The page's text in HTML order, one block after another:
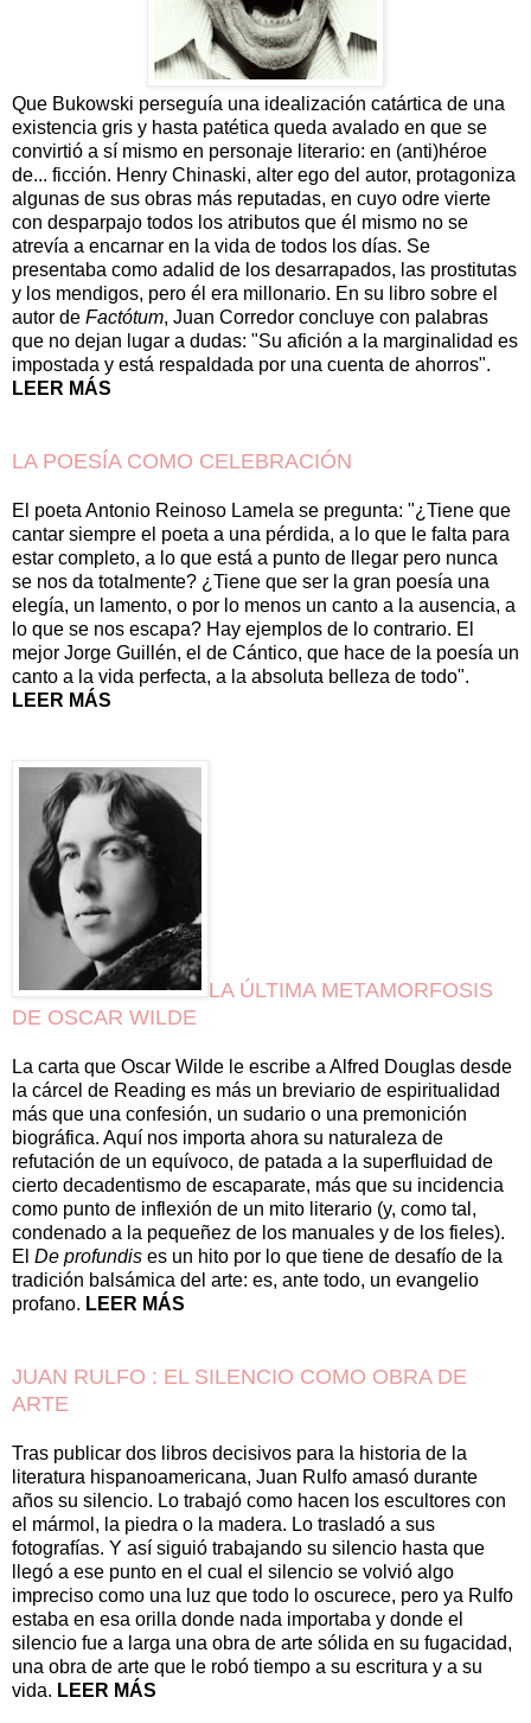
Que Bukowski perseguía una idealización catártica de una
existencia gris y hasta patética queda avalado en que se
convirtió a sí mismo en personaje literario: en (anti)héroe
de... ficción. Henry Chinaski, alter ego del autor, protagoniza
algunas de sus obras más reputadas, en cuyo odre vierte
con desparpajo todos los atributos que él mismo no se
atrevía a encarnar en la vida de todos los días. Se
presentaba como adalid de los desarrapados, las prostitutas
y los mendigos, pero él era millonario. En su libro sobre el
autor de Factótum, Juan Corredor concluye con palabras
que no dejan lugar a dudas: "Su afición a la marginalidad es
impostada y está respaldada por una cuenta de ahorros".
LEER MÁS
LA POESÍA COMO CELEBRACIÓN
El poeta Antonio Reinoso Lamela se pregunta: "¿Tiene que
cantar siempre el poeta a una pérdida, a lo que le falta para
estar completo, a lo que está a punto de llegar pero nunca
se nos da totalmente? ¿Tiene que ser la gran poesía una
elegía, un lamento, o por lo menos un canto a la ausencia, a
lo que se nos escapa? Hay ejemplos de lo contrario. El
mejor Jorge Guillén, el de Cántico, que hace de la poesía un
canto a la vida perfecta, a la absoluta belleza de todo".
LEER MÁS
LA ÚLTIMA METAMORFOSIS
DE OSCAR WILDE
La carta que Oscar Wilde le escribe a Alfred Douglas desde
la cárcel de Reading es más un breviario de espiritualidad
más que una confesión, un sudario o una premonición
biográfica. Aquí nos importa ahora su naturaleza de
refutación de un equívoco, de patada a la superfluidad de
cierto decadentismo de escaparate, más que su incidencia
como punto de inflexión de un mito literario (y, como tal,
condenado a la pequeñez de los manuales y de los fieles).
El De profundis es un hito por lo que tiene de desafío de la
tradición balsámica del arte: es, ante todo, un evangelio
profano. LEER MÁS
JUAN RULFO : EL SILENCIO COMO OBRA DE
ARTE
Tras publicar dos libros decisivos para la historia de la
literatura hispanoamericana, Juan Rulfo amasó durante
años su silencio. Lo trabajó como hacen los escultores con
el mármol, la piedra o la madera. Lo trasladó a sus
fotografías. Y así siguió trabajando su silencio hasta que
llegó a ese punto en el cual el silencio se volvió algo
impreciso como una luz que todo lo oscurece, pero ya Rulfo
estaba en esa orilla donde nada importaba y donde el
silencio fue a larga una obra de arte sólida en su fugacidad,
una obra de arte que le robó tiempo a su escritura y a su
vida. LEER MÁS